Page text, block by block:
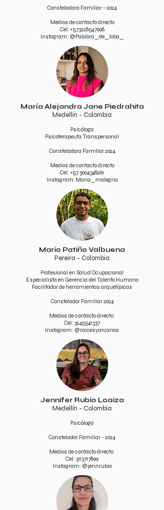
Consteladora Familiar - 2024
Medios de contacto directo
Cel: +573228547998
Instagram: @Palabra_de_loba_
María Alejandra Jane Piedrahita
Medellín - Colombia
Psicóloga
Psicoterapeuta Transpersonal
Consteladora Familiar 2024
Medios de contacto directo
Cel: +57 3004348261
Instagram: Maria_malegria
Mario Patiño Valbuena
Pereira - Colombia
Profesional en Salud Ocupacional
Especialista en Gerencia del Talento Humano
Facilitador de herramientas arquetípicas
Constelador Familiar 2024
Medios de contacto directo:
Cel: 3245541337
Instagram: @raicesyarcanos
Jennifer Rubio Loaiza
Medellín - Colombia
Psicóloga
Constelador Familiar - 2024
Medios de contacto directo:​
Cel: 3113717899
Instagram: @jennrubio